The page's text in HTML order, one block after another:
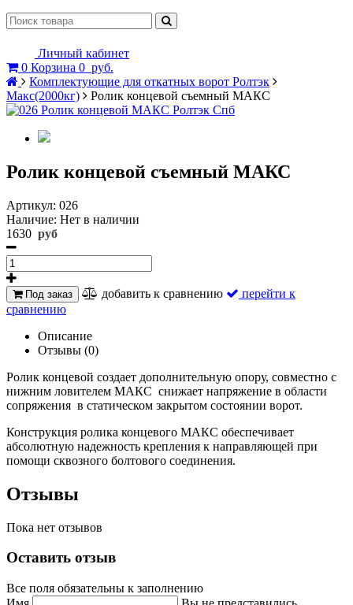
Личный кабинет
0 Корзина 0 руб.
Комплектующие для откатных ворот Ролтэк
Макс(2000кг)
Ролик концевой съемный МАКС
Ролик концевой съемный МАКС
Артикул: 026
Наличие: Нет в наличии
1630 руб
Под заказ добавить к сравнению
перейти к
сравнению
Описание
Отзывы (0)
Ролик концевой создает дополнительную опору, совместно с
нижним ловителем МАКС снижает напряжение в области
сопряжения в статическом закрытом состоянии ворот.
Конструкция ролика концевого МАКС обеспечивает
абсолютную надежность крепления к направляющей при
помощи сквозного болтового соединения.
Отзывы
Пока нет отзывов
Оставить отзыв
Все поля обязательны к заполнению